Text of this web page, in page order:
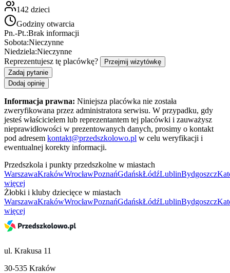
142 dzieci
Godziny otwarcia
Pn.-Pt.:Brak informacji
Sobota:Nieczynne
Niedziela:Nieczynne
Reprezentujesz tę placówkę?
Przejmij wizytówkę
Zadaj pytanie
Dodaj opinię
Informacja prawna: Niniejsza placówka nie została
zweryfikowana przez administratora serwisu. W przypadku, gdy
jesteś właścicielem lub reprezentantem tej placówki i zauważysz
nieprawidłowości w prezentowanych danych, prosimy o kontakt
pod adresem kontakt@przedszkolowo.pl w celu weryfikacji i
ewentualnej korekty informacji.
Przedszkola i punkty przedszkolne w miastach
WarszawaKrakówWrocławPoznańGdańskŁódźLublinBydgoszcz
więcej
Żłobki i kluby dziecięce w miastach
WarszawaKrakówWrocławPoznańGdańskŁódźLublinBydgoszcz
więcej
ul. Krakusa 11
30-535 Kraków